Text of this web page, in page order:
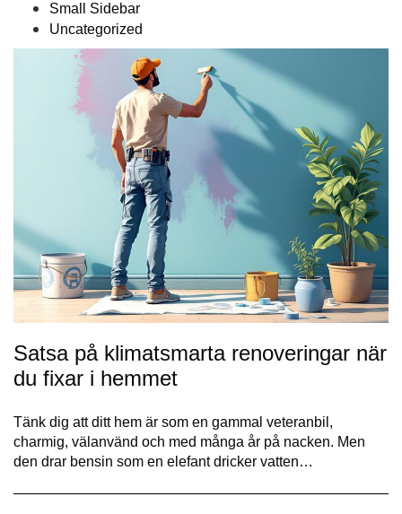
Small Sidebar
Uncategorized
Satsa på klimatsmarta renoveringar när
du fixar i hemmet
Tänk dig att ditt hem är som en gammal veteranbil,
charmig, välanvänd och med många år på nacken. Men
den drar bensin som en elefant dricker vatten…